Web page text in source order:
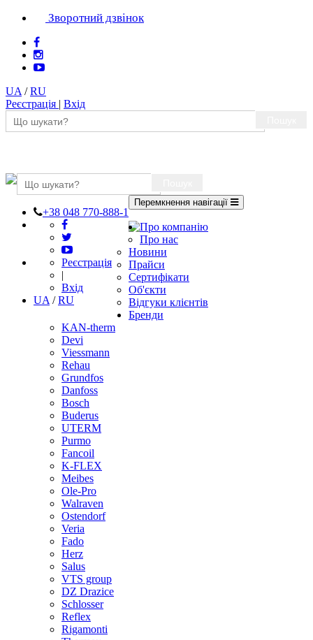
Зворотний дзвінок
UA /RU
Реєстрація | Вхід
+38 048 770-888-1
Реєстрація
|
Вхід
UA /RU
Перемкнення навігації
Про компанію
Про нас
Новини
Прайси
Сертифікати
Об'єкти
Відгуки клієнтів
Бренди
KAN-therm
Devi
Viessmann
Rehau
Grundfos
Danfoss
Bosch
Buderus
UTERM
Purmo
Fancoil
K-FLEX
Meibes
Ole-Pro
Walraven
Ostendorf
Veria
Fado
Herz
Salus
VTS group
DZ Drazice
Schlosser
Reflex
Rigamonti